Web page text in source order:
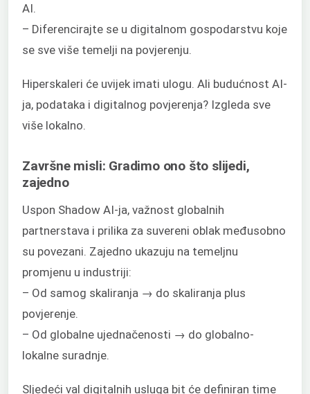
AI.
– Diferencirajte se u digitalnom gospodarstvu koje
se sve više temelji na povjerenju.
Hiperskaleri će uvijek imati ulogu. Ali budućnost AI-
ja, podataka i digitalnog povjerenja? Izgleda sve
više lokalno.
Završne misli: Gradimo ono što slijedi,
zajedno
Uspon Shadow AI-ja, važnost globalnih
partnerstava i prilika za suvereni oblak međusobno
su povezani. Zajedno ukazuju na temeljnu
promjenu u industriji:
– Od samog skaliranja → do skaliranja plus
povjerenje.
– Od globalne ujednačenosti → do globalno-
lokalne suradnje.
Sljedeći val digitalnih usluga bit će definiran time